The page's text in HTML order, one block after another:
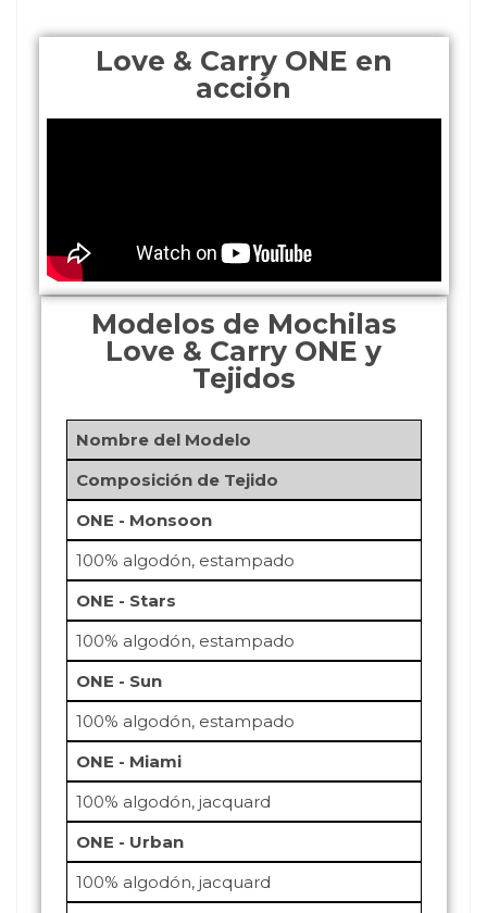
Love & Carry ONE en
acción
Modelos de Mochilas
Love & Carry ONE y
Tejidos
Nombre del Modelo
Composición de Tejido
ONE - Monsoon
100% algodón, estampado
ONE - Stars
100% algodón, estampado
ONE - Sun
100% algodón, estampado
ONE - Miami
100% algodón, jacquard
ONE - Urban
100% algodón, jacquard